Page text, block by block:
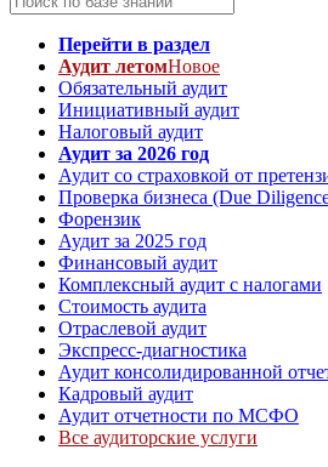
Перейти в раздел
Аудит летомНовое
Обязательный аудит
Инициативный аудит
Налоговый аудит
Аудит за 2026 год
Аудит со страховкой от
Проверка бизнеса (Due
Форензик
Аудит за 2025 год
Финансовый аудит
Комплексный аудит с налогами
Стоимость аудита
Отраслевой аудит
Экспресс-диагностика
Аудит консолидированной
Кадровый аудит
Аудит отчетности по МСФО
Все аудиторские услуги